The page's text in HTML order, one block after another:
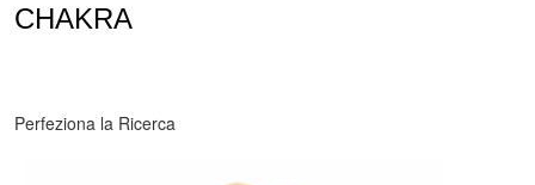
CHAKRA
Perfeziona la Ricerca